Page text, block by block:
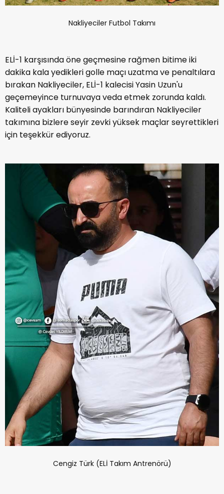
Nakliyeciler Futbol Takımı
ELİ-1 karşısında öne geçmesine rağmen bitime iki
dakika kala yedikleri golle maçı uzatma ve penaltılara
bırakan Nakliyeciler, ELİ-1 kalecisi Yasin Uzun'u
geçemeyince turnuvaya veda etmek zorunda kaldı.
Kaliteli ayakları bünyesinde barındıran Nakliyeciler
takımına bizlere seyir zevki yüksek maçlar seyrettikleri
için teşekkür ediyoruz.
Cengiz Türk (ELİ Takım Antrenörü)